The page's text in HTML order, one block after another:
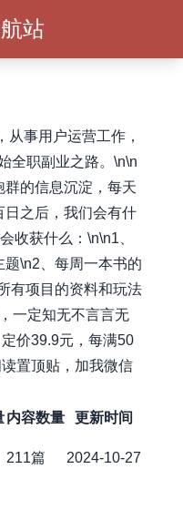
站
事用户运营工作，
全职副业之路。\n\n
的信息沉淀，每天
之后，我们会有什
收获什么：\n\n1、
\n2、每周一本书的
有项目的资料和玩法
一定知无不言言无
价39.9元，每满50
置顶贴，加我微信
内容数量
更新时间
211篇 2024-10-27